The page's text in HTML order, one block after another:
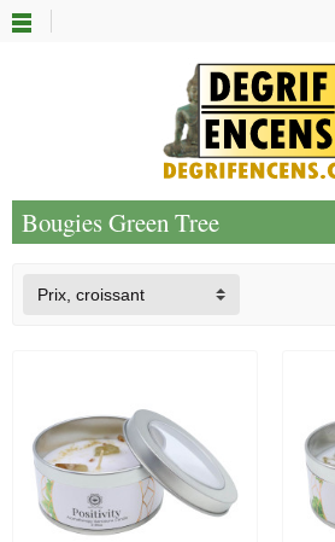
Bougies Green Tree
Prix, croissant